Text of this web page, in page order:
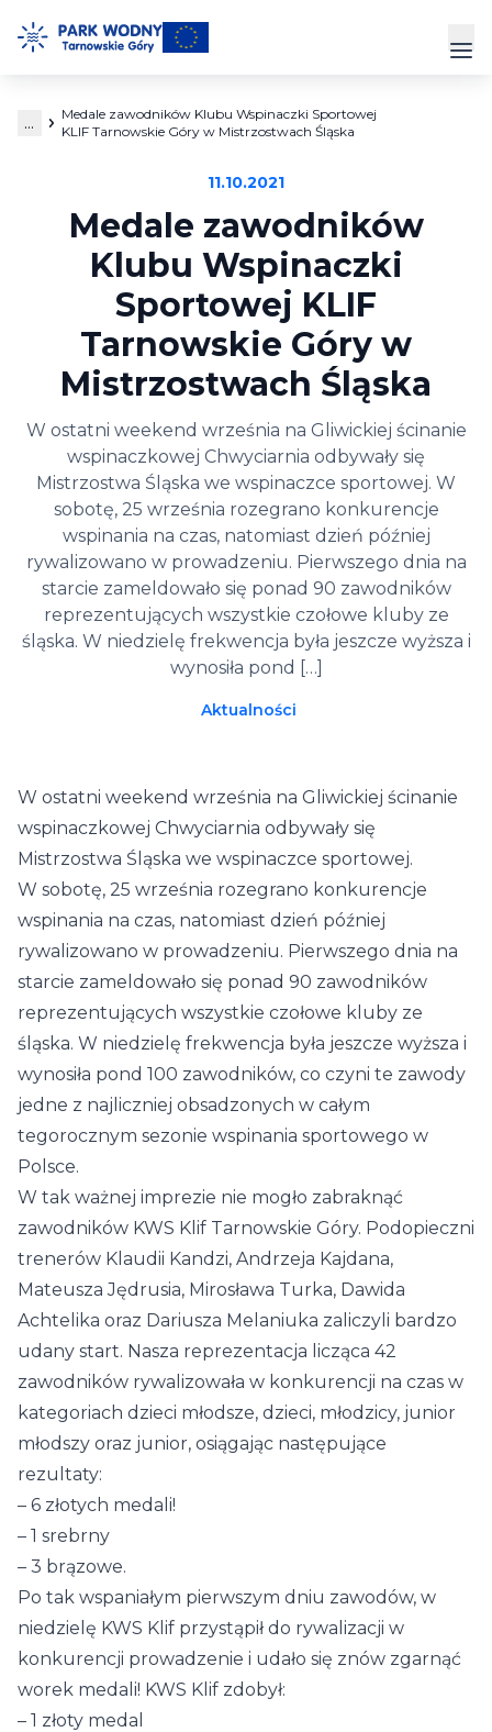
do
Park Wodny
Strefa Klienta
Kontakt
...
Medale zawodników Klubu Wspinaczki Sportowej
KLIF Tarnowskie Góry w Mistrzostwach Śląska
11.10.2021
Medale zawodników
Klubu Wspinaczki
Sportowej KLIF
Tarnowskie Góry w
Mistrzostwach Śląska
W ostatni weekend września na Gliwickiej ścinanie
wspinaczkowej Chwyciarnia odbywały się
Mistrzostwa Śląska we wspinaczce sportowej. W
sobotę, 25 września rozegrano konkurencje
wspinania na czas, natomiast dzień później
rywalizowano w prowadzeniu. Pierwszego dnia na
starcie zameldowało się ponad 90 zawodników
reprezentujących wszystkie czołowe kluby ze
śląska. W niedzielę frekwencja była jeszcze wyższa i
wynosiła pond […]
Aktualności
W ostatni weekend września na Gliwickiej ścinanie
wspinaczkowej Chwyciarnia odbywały się
Mistrzostwa Śląska we wspinaczce sportowej.
W sobotę, 25 września rozegrano konkurencje
wspinania na czas, natomiast dzień później
rywalizowano w prowadzeniu. Pierwszego dnia na
starcie zameldowało się ponad 90 zawodników
reprezentujących wszystkie czołowe kluby ze
śląska. W niedzielę frekwencja była jeszcze wyższa i
wynosiła pond 100 zawodników, co czyni te zawody
jedne z najliczniej obsadzonych w całym
tegorocznym sezonie wspinania sportowego w
Polsce.
W tak ważnej imprezie nie mogło zabraknąć
zawodników KWS Klif Tarnowskie Góry. Podopieczni
trenerów Klaudii Kandzi, Andrzeja Kajdana,
Mateusza Jędrusia, Mirosława Turka, Dawida
Achtelika oraz Dariusza Melaniuka zaliczyli bardzo
udany start. Nasza reprezentacja licząca 42
zawodników rywalizowała w konkurencji na czas w
kategoriach dzieci młodsze, dzieci, młodzicy, junior
młodszy oraz junior, osiągając następujące
rezultaty:
– 6 złotych medali!
– 1 srebrny
– 3 brązowe.
Po tak wspaniałym pierwszym dniu zawodów, w
niedzielę KWS Klif przystąpił do rywalizacji w
konkurencji prowadzenie i udało się znów zgarnąć
worek medali! KWS Klif zdobył:
– 1 złoty medal